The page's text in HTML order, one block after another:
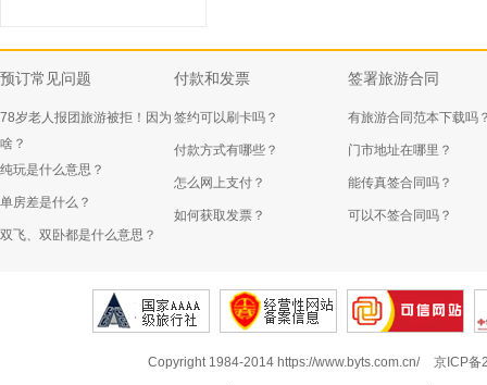
预订常见问题
78岁老人报团旅游被拒！因为
啥？
纯玩是什么意思？
单房差是什么？
双飞、双卧都是什么意思？
付款和发票
签约可以刷卡吗？
付款方式有哪些？
怎么网上支付？
如何获取发票？
签署旅游合同
有旅游合同范本下载吗
门市地址在哪里？
能传真签合同吗？
可以不签合同吗？
Copyright 1984-2014 https://www.byts.com.cn/ 京ICP备